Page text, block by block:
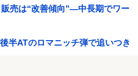
売は“改善傾向”―中長期でワー
半ATのロマニッチ弾で追いつき